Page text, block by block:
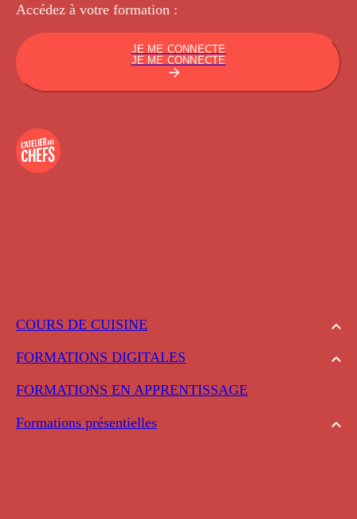
COURS DE CUISINE
FORMATIONS DIGITALES
FORMATIONS EN APPRENTISSAGE
Formations présentielles
Accédez à votre formation :
JE ME CONNECTE
JE ME CONNECTE